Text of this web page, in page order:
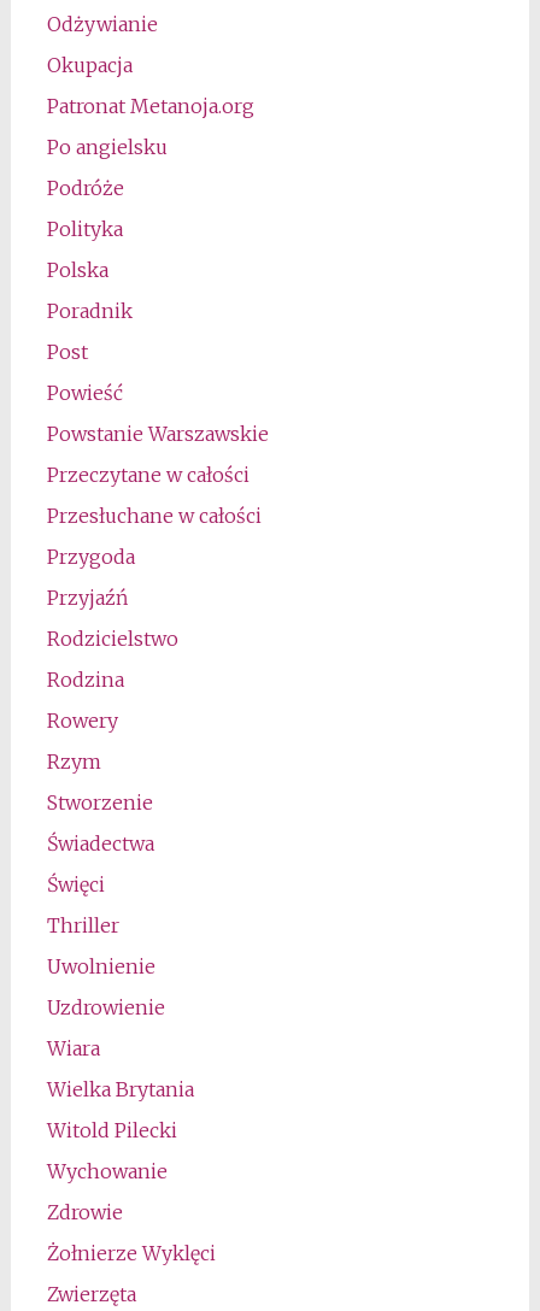
Odżywianie
Okupacja
Patronat Metanoja.org
Po angielsku
Podróże
Polityka
Polska
Poradnik
Post
Powieść
Powstanie Warszawskie
Przeczytane w całości
Przesłuchane w całości
Przygoda
Przyjaźń
Rodzicielstwo
Rodzina
Rowery
Rzym
Stworzenie
Świadectwa
Święci
Thriller
Uwolnienie
Uzdrowienie
Wiara
Wielka Brytania
Witold Pilecki
Wychowanie
Zdrowie
Żołnierze Wyklęci
Zwierzęta